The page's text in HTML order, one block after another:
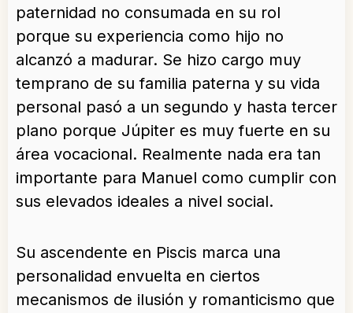
paternidad no consumada en su rol
porque su experiencia como hijo no
alcanzó a madurar. Se hizo cargo muy
temprano de su familia paterna y su vida
personal pasó a un segundo y hasta tercer
plano porque Júpiter es muy fuerte en su
área vocacional. Realmente nada era tan
importante para Manuel como cumplir con
sus elevados ideales a nivel social.
Su ascendente en Piscis marca una
personalidad envuelta en ciertos
mecanismos de ilusión y romanticismo que